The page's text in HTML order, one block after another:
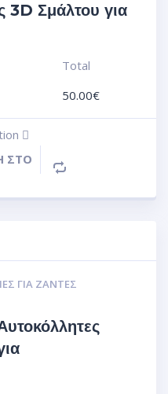
3D Σμάλτου για
Total
50.00€
ΣΤΟ
ΓΙΑ ΖΆΝΤΕΣ